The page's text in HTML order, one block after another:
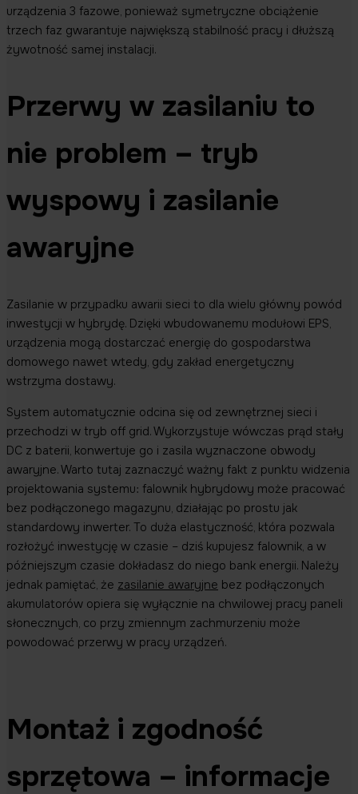
urządzenia 3 fazowe, ponieważ symetryczne obciążenie
trzech faz gwarantuje największą stabilność pracy i dłuższą
żywotność samej instalacji.
Przerwy w zasilaniu to
nie problem – tryb
wyspowy i zasilanie
awaryjne
Zasilanie w przypadku awarii sieci to dla wielu główny powód
inwestycji w hybrydę. Dzięki wbudowanemu modułowi EPS,
urządzenia mogą dostarczać energię do gospodarstwa
domowego nawet wtedy, gdy zakład energetyczny
wstrzyma dostawy.
System automatycznie odcina się od zewnętrznej sieci i
przechodzi w tryb off grid. Wykorzystuje wówczas prąd stały
DC z baterii, konwertuje go i zasila wyznaczone obwody
awaryjne. Warto tutaj zaznaczyć ważny fakt z punktu widzenia
projektowania systemu: falownik hybrydowy może pracować
bez podłączonego magazynu, działając po prostu jak
standardowy inwerter. To duża elastyczność, która pozwala
rozłożyć inwestycję w czasie – dziś kupujesz falownik, a w
późniejszym czasie dokładasz do niego bank energii. Należy
jednak pamiętać, że zasilanie awaryjne bez podłączonych
akumulatorów opiera się wyłącznie na chwilowej pracy paneli
słonecznych, co przy zmiennym zachmurzeniu może
powodować przerwy w pracy urządzeń.
Montaż i zgodność
sprzętowa – informacje